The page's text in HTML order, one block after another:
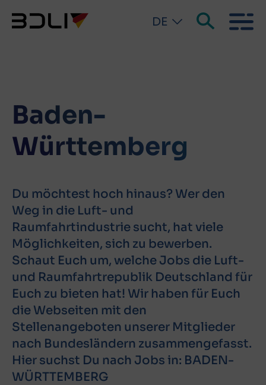
DE
Baden-
Württemberg
Du möchtest hoch hinaus? Wer den
Weg in die Luft- und
Raumfahrtindustrie sucht, hat viele
Möglichkeiten, sich zu bewerben.
Schaut Euch um, welche Jobs die Luft-
und Raumfahrtrepublik Deutschland für
Euch zu bieten hat! Wir haben für Euch
die Webseiten mit den
Stellenangeboten unserer Mitglieder
nach Bundesländern zusammengefasst.
Hier suchst Du nach Jobs in: BADEN-
WÜRTTEMBERG